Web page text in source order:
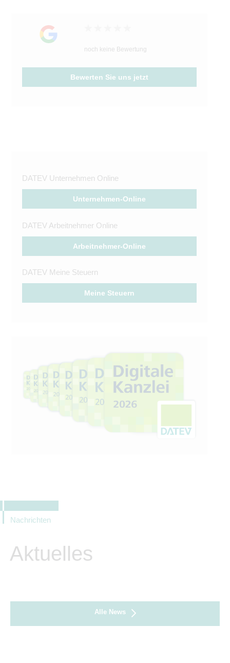
noch keine Bewertung
Bewerten Sie uns jetzt
DATEV Unternehmen Online
Unternehmen-Online
DATEV Arbeitnehmer Online
Arbeitnehmer-Online
DATEV Meine Steuern
Meine Steuern
Nachrichten
Aktuelles
Alle News